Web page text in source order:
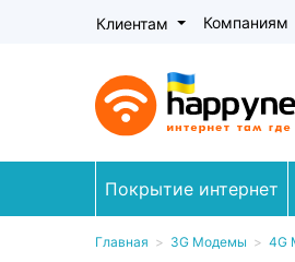
Клиентам Компаниям
Покрытие интернет
Главная > 3G Модемы > 4G